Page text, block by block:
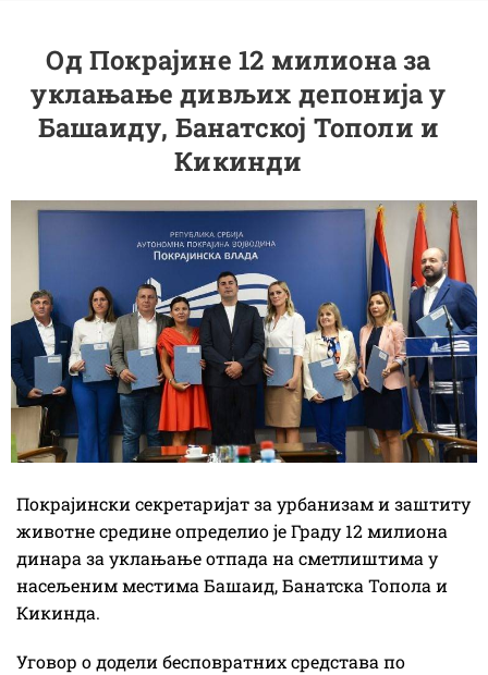
Од Покрајине 12 милиона за
уклањање дивљих депонија у
Башаиду, Банатској Тополи и
Кикинди
Покрајински секретаријат за урбанизам и заштиту
животне средине определио је Граду 12 милиона
динара за уклањање отпада на сметлиштима у
насељеним местима Башаид, Банатска Топола и
Кикинда.
Уговор о додели бесповратних средстава по